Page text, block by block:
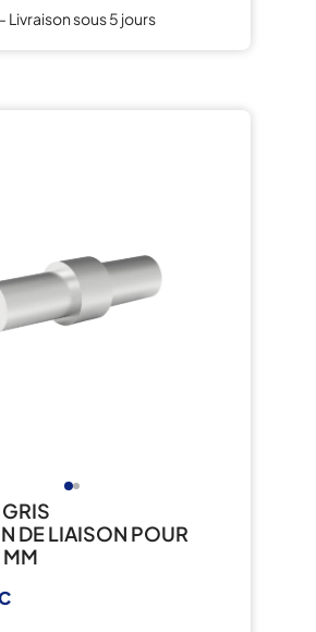
Livraison sous 5 jours
DE LIAISON POUR